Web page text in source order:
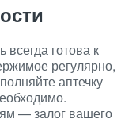
готова к
регулярно,
аптечку
— залог вашего